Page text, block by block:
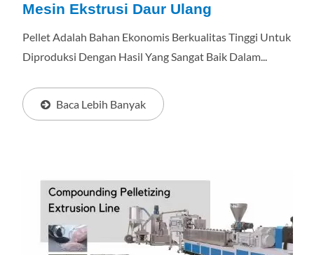
Mesin Ekstrusi Daur Ulang
Pellet Adalah Bahan Ekonomis Berkualitas Tinggi Untuk
Diproduksi Dengan Hasil Yang Sangat Baik Dalam...
Baca Lebih Banyak